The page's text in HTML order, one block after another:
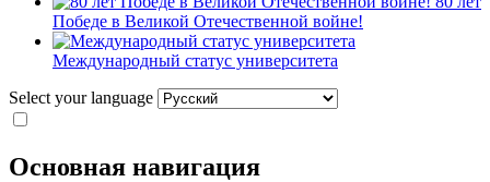
Победе в Великой Отечественной войне!
Международный статус университета
Select your language
Основная навигация